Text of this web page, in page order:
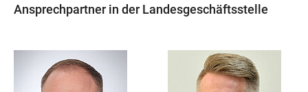
Ansprechpartner in der Landesgeschäftsstelle